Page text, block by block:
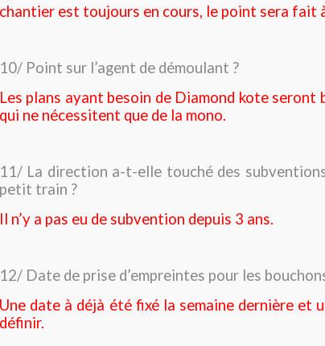
est toujours en cours, le point sera fait
10/ Point sur l’agent de démoulant ?
Les plans ayant besoin de Diamond kote seront
qui ne nécessitent que de la mono.
11/ La direction a-t-elle touché des
petit train ?
Il n’y a pas eu de subvention depuis 3 ans.
12/ Date de prise d’empreintes pour les
Une date à déjà été fixé la semaine dernière et
définir.